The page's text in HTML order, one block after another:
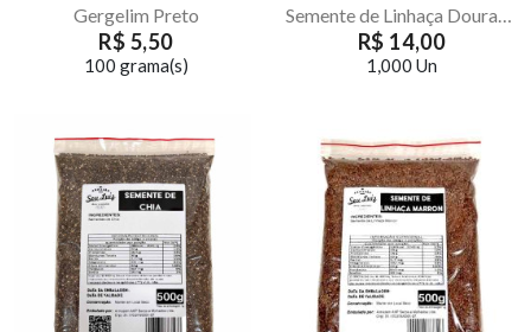
Gergelim Preto
R$ 5,50
100 grama(s)
R$ 14,00
1,000 Un